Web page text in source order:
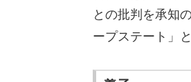
との批判を承知
ープステート」